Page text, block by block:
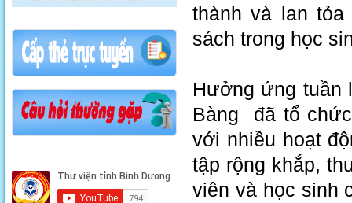
thành và lan
sách trong học
Hưởng ứng tuần
Bàng đã tổ
với nhiều hoạt
tập rộng khắp,
viên và học sinh